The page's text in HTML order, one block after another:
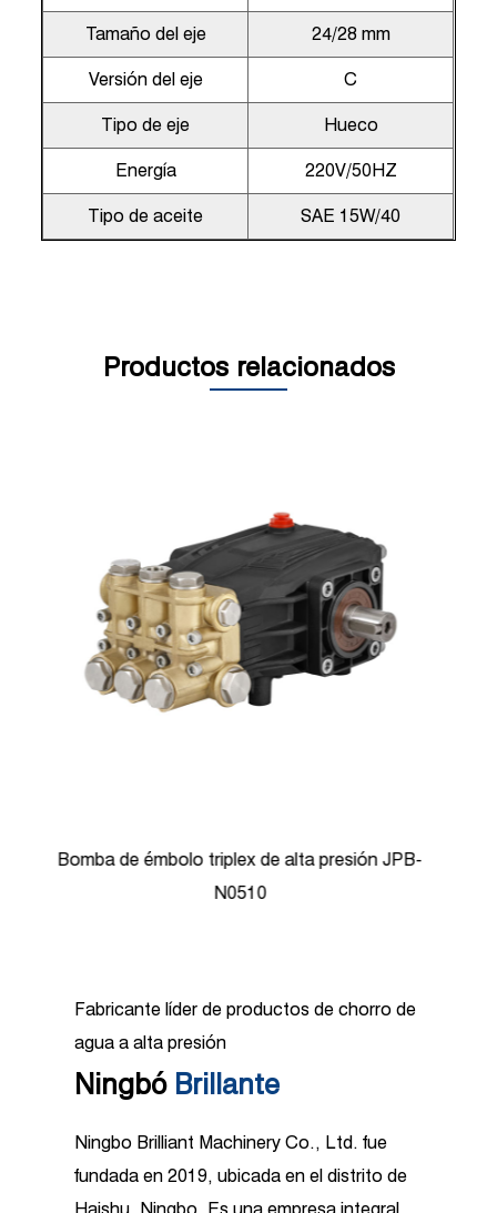
Tamaño del eje 24/28 mm
Versión del eje C
Tipo de eje Hueco
Energía 220V/50HZ
Tipo de aceite SAE 15W/40
Productos relacionados
Bombas de émbolo de alta presión JPB-N0818
Fabricante líder de productos de chorro de
agua a alta presión
Ningbó Brillante
Ningbo Brilliant Machinery Co., Ltd. fue
fundada en 2019, ubicada en el distrito de